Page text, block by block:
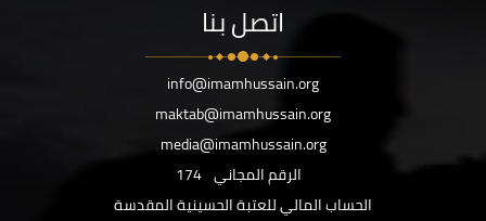
اتصل بنا
info@imamhussain.org
maktab@imamhussain.org
media@imamhussain.org
الرقم المجاني 174
الحساب المالي للعتبة الحسينية المقدسة